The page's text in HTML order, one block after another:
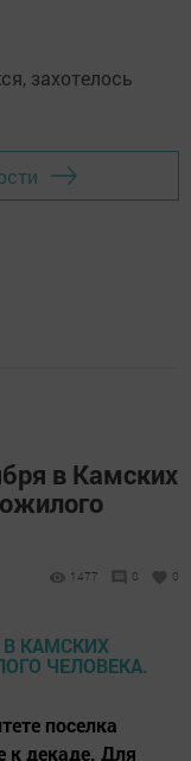
в Камских
1477 0 0
поселка
к декаде. Для